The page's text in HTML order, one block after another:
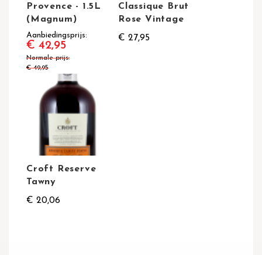
Provence - 1.5L
(Magnum)
Aanbiedingsprijs
€ 42,95
Normale prijs
€ 49,95
Classique Brut
Rose Vintage
€ 27,95
Croft Reserve
Tawny
€ 20,06